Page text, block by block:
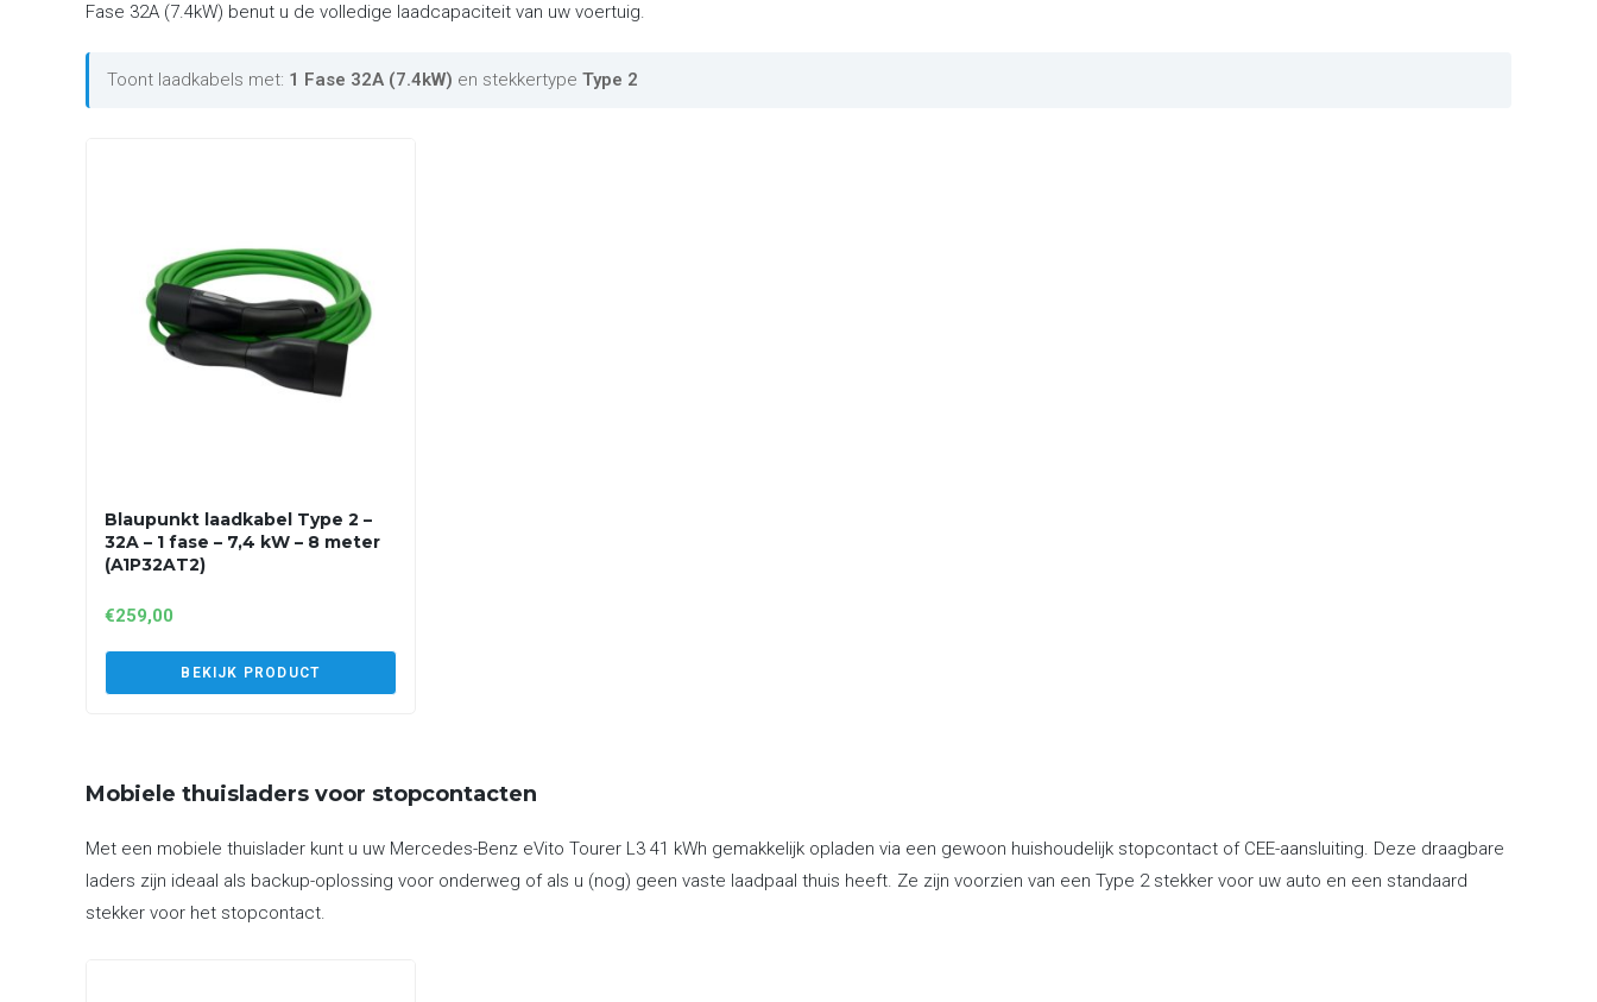
Fase 32A (7.4kW) benut u de volledige laadcapaciteit van uw voertuig.
Toont laadkabels met: 1 Fase 32A (7.4kW) en stekkertype Type 2
Blaupunkt laadkabel Type 2 –
32A – 1 fase – 7,4 kW – 8 meter
(A1P32AT2)
€259,00
BEKIJK PRODUCT
Mobiele thuisladers voor stopcontacten
Met een mobiele thuislader kunt u uw Mercedes-Benz eVito Tourer L3 41 kWh gemakkelijk opladen via een gewoon huishoudelijk stopcontact of CEE-aansluiting. Deze draagbare
laders zijn ideaal als backup-oplossing voor onderweg of als u (nog) geen vaste laadpaal thuis heeft. Ze zijn voorzien van een Type 2 stekker voor uw auto en een standaard
stekker voor het stopcontact.